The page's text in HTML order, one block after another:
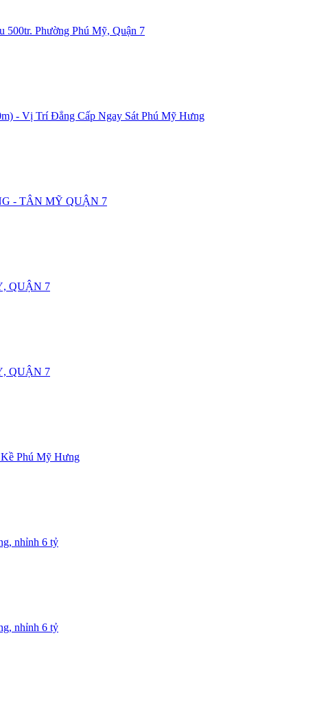
500tr. Phường Phú Mỹ, Quận 7
- Vị Trí Đẳng Cấp Ngay Sát Phú Mỹ Hưng
- TÂN MỸ QUẬN 7
QUẬN 7
QUẬN 7
Phú Mỹ Hưng
nhỉnh 6 tỷ
nhỉnh 6 tỷ